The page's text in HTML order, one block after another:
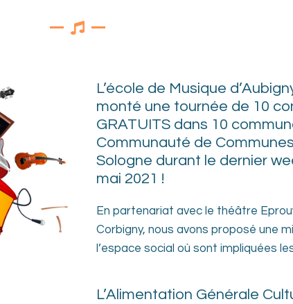
L’école de Musique
monté une tournée de 10
GRATUITS dans 10
Communauté de
Sologne durant le dernier
mai 2021 !
En partenariat avec le théâtre
Corbigny, nous avons proposé une
l’espace social où sont impliquées
L’Alimentation Générale